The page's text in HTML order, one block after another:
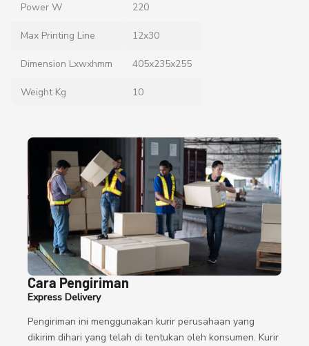
Power W 220
Max Printing Line 12x30
Dimension Lxwxhmm 405x235x255
Weight Kg 10
Cara Pengiriman
Express Delivery
Pengiriman ini menggunakan kurir perusahaan yang
dikirim dihari yang telah di tentukan oleh konsumen. Kurir